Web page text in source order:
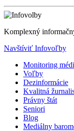
Komplexný
Navštíviť Infovoľby
Monitoring
Voľby
Dezinformácie
Kvalitná
Právny štát
Seniori
Blog
Mediálny